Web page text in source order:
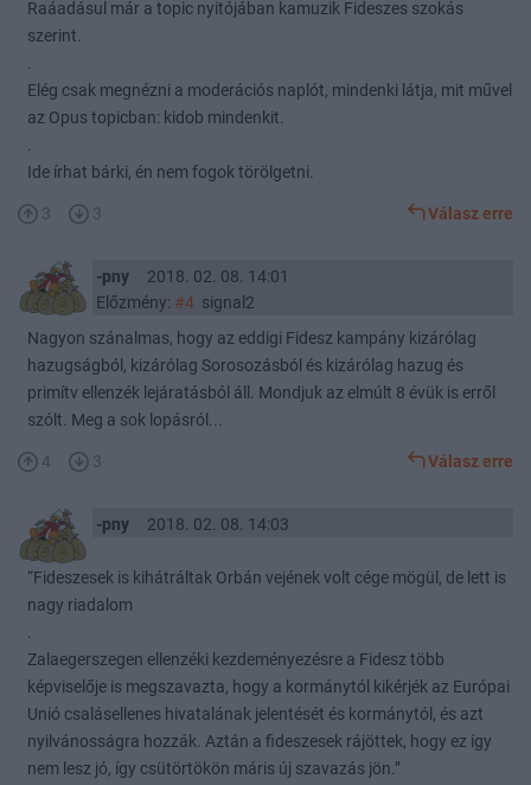
Raáadásul már a topic nyitójában kamuzik Fideszes szokás
szerint.
.
Elég csak megnézni a moderációs naplót, mindenki látja, mit művel
az Opus topicban: kidob mindenkit.
.
Ide írhat bárki, én nem fogok törölgetni.
3 3 Válasz erre
-pny
2018. 02. 08. 14:01
Előzmény: #4signal2
Nagyon szánalmas, hogy az eddigi Fidesz kampány kizárólag
hazugságból, kizárólag Sorosozásból és kizárólag hazug és
primítv ellenzék lejáratásból áll. Mondjuk az elmúlt 8 évük is erről
szólt. Meg a sok lopásról...
4 3 Válasz erre
-pny 2018. 02. 08. 14:03
“Fideszesek is kihátráltak Orbán vejének volt cége mögül, de lett is
nagy riadalom
.
Zalaegerszegen ellenzéki kezdeményezésre a Fidesz több
képviselője is megszavazta, hogy a kormánytól kikérjék az Európai
Unió csalásellenes hivatalának jelentését és kormánytól, és azt
nyilvánosságra hozzák. Aztán a fideszesek rájöttek, hogy ez így
nem lesz jó, így csütörtökön máris új szavazás jön.”